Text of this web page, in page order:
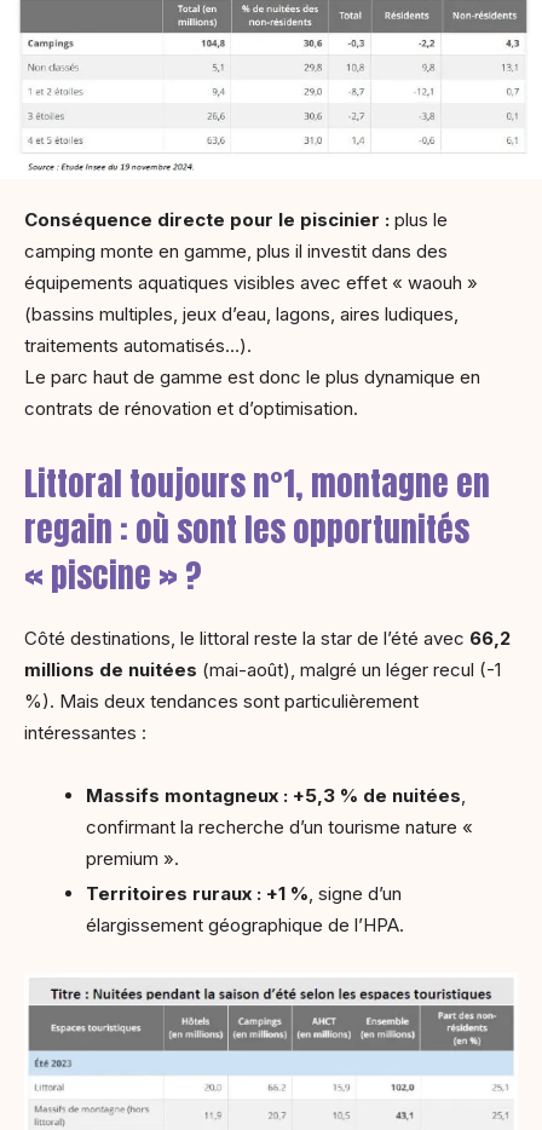
Conséquence directe pour le piscinier : plus le
camping monte en gamme, plus il investit dans des
équipements aquatiques visibles avec effet « waouh »
(bassins multiples, jeux d’eau, lagons, aires ludiques,
traitements automatisés…).
Le parc haut de gamme est donc le plus dynamique en
contrats de rénovation et d’optimisation.
Littoral toujours n°1, montagne en
regain : où sont les opportunités
« piscine » ?
Côté destinations, le littoral reste la star de l’été avec 66,2
millions de nuitées (mai-août), malgré un léger recul (-1
%). Mais deux tendances sont particulièrement
intéressantes :
Massifs montagneux : +5,3 % de nuitées
confirmant la recherche d’un tourisme nature «
premium ».
Territoires ruraux : +1 % , signe d’un
élargissement géographique de l’HPA.